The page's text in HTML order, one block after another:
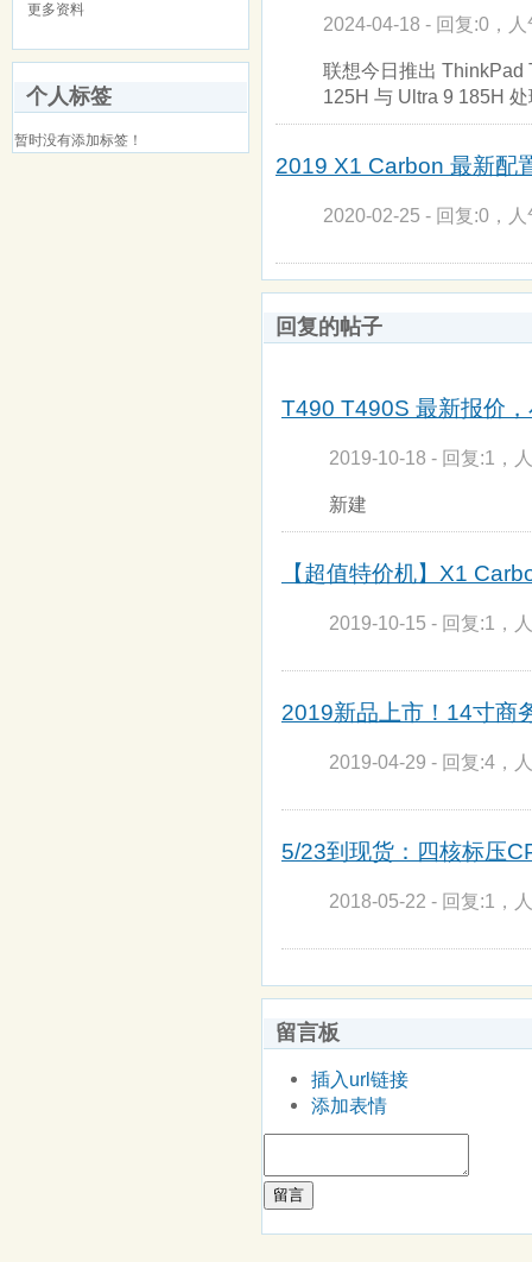
更多资料
个人标签
暂时没有添加标签！
2024-04-18 - 回复:0，
联想今日推出 ThinkPad
125H 与 Ultra 9 185H
2019 X1 Carbon 最新配
2020-02-25 - 回复:0，
回复的帖子
T490 T490S 最新报价
2019-10-18 - 回复:1，
新建
【超值特价机】X1
2019-10-15 - 回复:1，
2019新品上市！14寸商
2019-04-29 - 回复:4，
5/23到现货：四核标压
2018-05-22 - 回复:1，
留言板
插入url链接
添加表情
留言